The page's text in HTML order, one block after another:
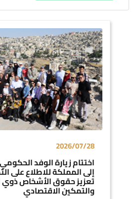
2026/07/28
اختتام زيارة الوفد
إلى المملكة للاطلاع على
تعزيز حقوق الأشخاص ذوي
والتمكين الاقتصادي